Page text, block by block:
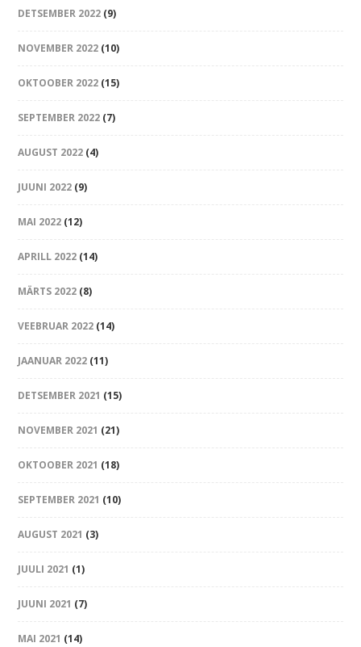
DETSEMBER 2022 (9)
NOVEMBER 2022 (10)
OKTOOBER 2022 (15)
SEPTEMBER 2022 (7)
AUGUST 2022 (4)
JUUNI 2022 (9)
MAI 2022 (12)
APRILL 2022 (14)
MÄRTS 2022 (8)
VEEBRUAR 2022 (14)
JAANUAR 2022 (11)
DETSEMBER 2021 (15)
NOVEMBER 2021 (21)
OKTOOBER 2021 (18)
SEPTEMBER 2021 (10)
AUGUST 2021 (3)
JUULI 2021 (1)
JUUNI 2021 (7)
MAI 2021 (14)